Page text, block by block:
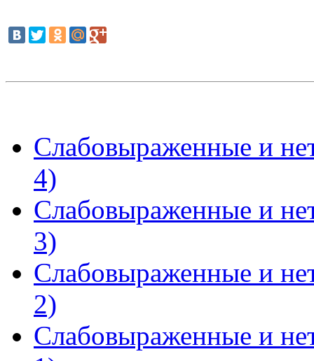
Слабовыраженные и
4)
Слабовыраженные и
3)
Слабовыраженные и
2)
Слабовыраженные и